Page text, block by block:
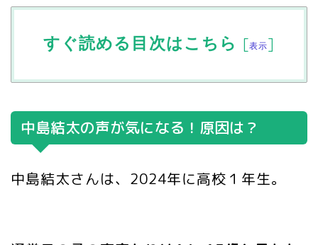
すぐ読める目次はこちら [表示]
中島結太の声が気になる！原因は？
中島結太さんは、2024年に高校１年生。